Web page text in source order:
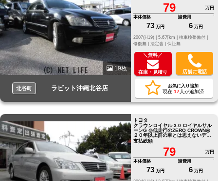
19枚
北谷町 ラビット沖縄北谷店
79
万円
本体価格
73 万円
諸費用
6 万円
修復無 | 法定含 | 保証無
＼無料／
在庫・見積り 店舗に電話
お気に入り追加
現在 17人が追加済
トヨタ
クラウンロイヤル 3.0 ロイヤルサル
ーンG ◎低走行のZERO CROWN◎
２０年以上前の車とは思えないデザ
イン!!◎全席レザーシート
支払総額
79
万円
本体価格
73 万円
諸費用
6 万円